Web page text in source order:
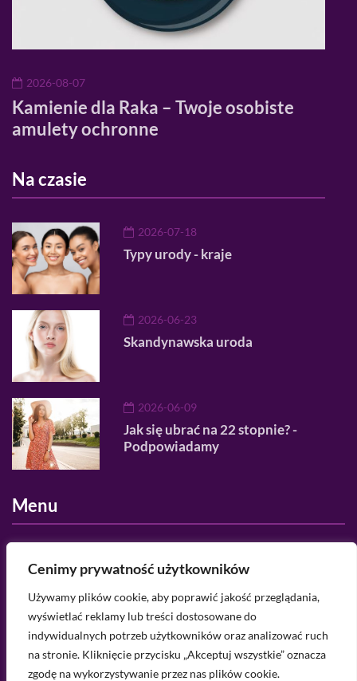
Cenimy prywatność użytkowników
Używamy plików cookie, aby poprawić jakość przeglądania,
wyświetlać reklamy lub treści dostosowane do
indywidualnych potrzeb użytkowników oraz analizować ruch
na stronie. Kliknięcie przycisku „Akceptuj wszystkie” oznacza
zgodę na wykorzystywanie przez nas plików cookie.
2026-08-07
Kamienie dla Raka – Twoje osobiste
amulety ochronne
Na czasie
2026-07-18
Typy urody - kraje
2026-06-23
Skandynawska uroda
2026-06-09
Jak się ubrać na 22 stopnie? -
Podpowiadamy
Menu
Regulamin serwisu
Polityka prywatności
Kategorie